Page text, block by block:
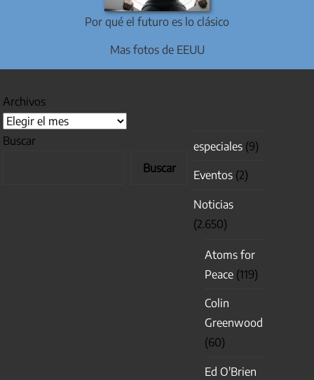
Por qué el futuro es lo clásico
Mas fotos de EEUU
Archivos
Buscar
Buscar
especiales (9)
Eventos (2)
Noticias
(2.650)
Atoms for
Peace (119)
Colin
Greenwood
(60)
Ed O'Brien